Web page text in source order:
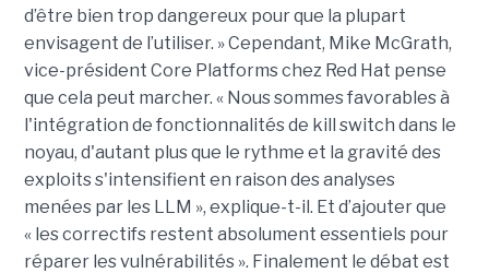
d’être bien trop dangereux pour que la plupart
envisagent de l’utiliser. » Cependant, Mike McGrath,
vice-président Core Platforms chez Red Hat pense
que cela peut marcher. « Nous sommes favorables à
l'intégration de fonctionnalités de kill switch dans le
noyau, d'autant plus que le rythme et la gravité des
exploits s'intensifient en raison des analyses
menées par les LLM », explique-t-il. Et d’ajouter que
« les correctifs restent absolument essentiels pour
réparer les vulnérabilités ». Finalement le débat est